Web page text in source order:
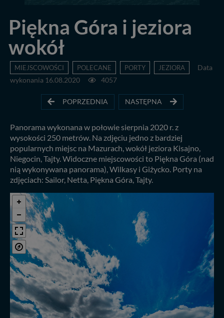
Piękna Góra i jeziora
wokół
MIEJSCOWOŚCI POLECANE PORTY JEZIORA
Data
wykonania 16.08.2020
4057
POPRZEDNIA NASTĘPNA
Panorama wykonana w połowie sierpnia 2020 r. z
wysokości 250 metrów. Na zdjęciu jedno z bardziej
popularnych miejsc na Mazurach, wokół jeziora Kisajno,
Niegocin, Tajty. Widoczne miejscowości to Piękna Góra (nad
nią wykonywana panorama), Wilkasy i Giżycko. Porty na
zdjęciach: Sailor, Netta, Piękna Góra, Tajty.